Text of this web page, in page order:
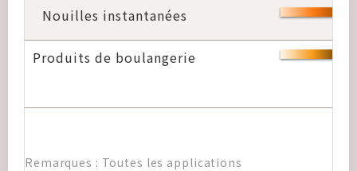
Nouilles instantanées
Produits de boulangerie
Remarques : Toutes les applications